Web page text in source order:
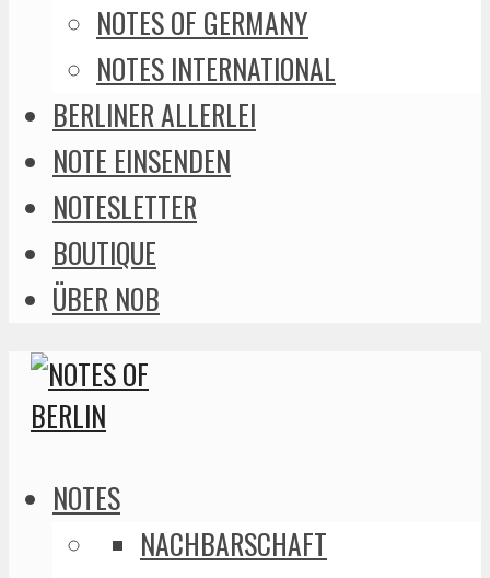
NOTES OF GERMANY
NOTES INTERNATIONAL
BERLINER ALLERLEI
NOTE EINSENDEN
NOTESLETTER
BOUTIQUE
ÜBER NOB
NOTES
NACHBARSCHAFT